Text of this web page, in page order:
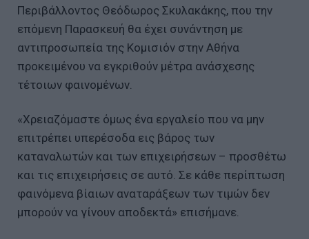
Περιβάλλοντος Θεόδωρος Σκυλακάκης, που την
επόμενη Παρασκευή θα έχει συνάντηση με
αντιπροσωπεία της Κομισιόν στην Αθήνα
προκειμένου να εγκριθούν μέτρα ανάσχεσης
τέτοιων φαινομένων.
«Χρειαζόμαστε όμως ένα εργαλείο που να μην
επιτρέπει υπερέσοδα εις βάρος των
καταναλωτών και των επιχειρήσεων – προσθέτω
και τις επιχειρήσεις σε αυτό. Σε κάθε περίπτωση
φαινόμενα βίαιων αναταράξεων των τιμών δεν
μπορούν να γίνουν αποδεκτά» επισήμανε.